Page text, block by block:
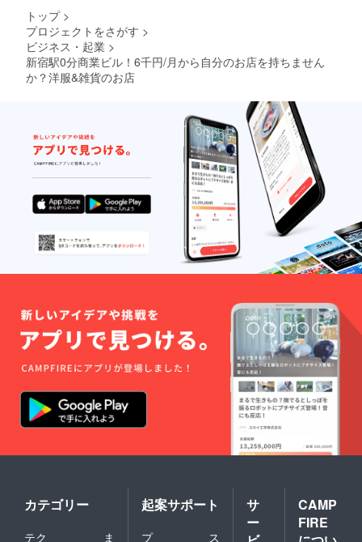
トップ >
プロジェクトをさがす >
ビジネス・起業 >
新宿駅0分商業ビル！6千円/月から自分のお店を持ちません
か？洋服&雑貨のお店
カテゴリー
テク ま
起案サポート
プ ス
サ
ー
CAMP
FIRE